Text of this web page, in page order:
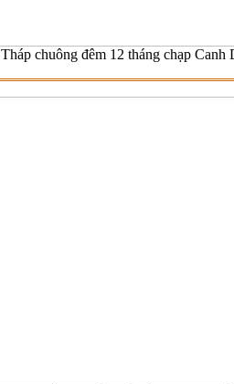
Tháp chuông đêm 12 tháng chạp Canh